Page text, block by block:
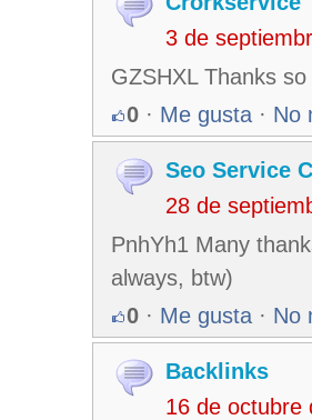
3 de
GZSHXL Thanks
0 · Me gusta · No
Seo Service
28 de
PnhYh1 Many
always, btw)
0 · Me gusta · No
Backlinks
16 de octubre